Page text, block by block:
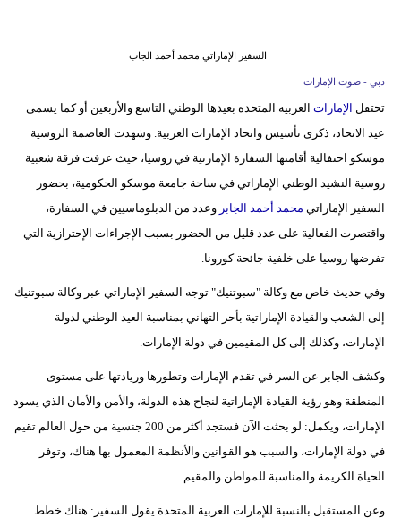
علوم
وتكنولوجيا
مدوَّنات
السفير الإماراتي محمد أحمد الجاب
دبي - صوت الإمارات
تحتفل الإمارات العربية المتحدة بعيدها الوطني التاسع والأربعين أو كما يسمى
عيد الاتحاد، ذكرى تأسيس واتحاد الإمارات العربية. وشهدت العاصمة الروسية
موسكو احتفالية أقامتها السفارة الإمارتية في روسيا، حيث عزفت فرقة شعبية
روسية النشيد الوطني الإماراتي في ساحة جامعة موسكو الحكومية، بحضور
السفير الإماراتي محمد أحمد الجابروعدد من الدبلوماسيين في السفارة،
واقتصرت الفعالية على عدد قليل من الحضور بسبب الإجراءات الإحترازية التي
تفرضها روسيا على خلفية جائحة كورونا.
وفي حديث خاص مع وكالة "سبوتنيك" توجه السفير الإماراتي عبر وكالة سبوتنيك
إلى الشعب والقيادة الإماراتية بأحر التهاني بمناسبة العيد الوطني لدولة
الإمارات، وكذلك إلى كل المقيمين في دولة الإمارات.
وكشف الجابر عن السر في تقدم الإمارات وتطورها وريادتها على مستوى
المنطقة وهو رؤية القيادة الإماراتية لنجاح هذه الدولة، والأمن والأمان الذي يسود
الإمارات، ويكمل: لو بحثت الآن فستجد أكثر من 200 جنسية من حول العالم تقيم
في دولة الإمارات، والسبب هو القوانين والأنظمة المعمول بها هناك، وتوفر
الحياة الكريمة والمناسبة للمواطن والمقيم.
وعن المستقبل بالنسبة للإمارات العربية المتحدة يقول السفير: هناك خطط